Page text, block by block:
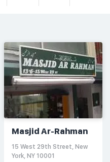
Masjid Ar-Rahman
15 West 29th Street, New
York, NY 10001